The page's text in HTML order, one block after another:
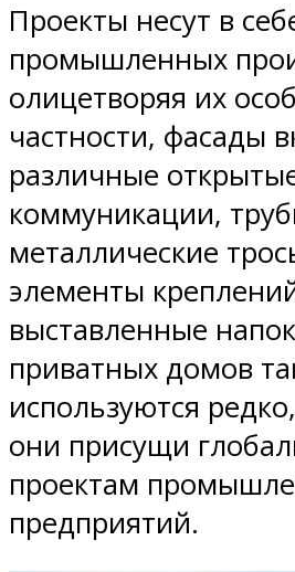
Проекты несут в
промышленных
олицетворяя их
частности, фасады
различные
коммуникации,
металлические
элементы
выставленные
приватных домов
используются
они присущи
проектам
предприятий.